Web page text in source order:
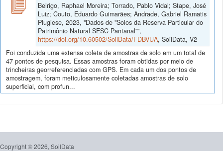
Beirigo, Raphael Moreira; Torrado, Pablo Vidal; Stape, José
Luiz; Couto, Eduardo Guimarães; Andrade, Gabriel Ramatis
Plugiese, 2023, "Dados de "Solos da Reserva Particular do
Patrimônio Natural SESC Pantanal"",
https://doi.org/10.60502/SoilData/FDBVUA, SoilData, V2
Foi conduzida uma extensa coleta de amostras de solo em um total de
47 pontos de pesquisa. Essas amostras foram obtidas por meio de
trincheiras georreferenciadas com GPS. Em cada um dos pontos de
amostragem, foram meticulosamente coletadas amostras de solo
superficial, com profun...
Copyright © 2026, SoilData